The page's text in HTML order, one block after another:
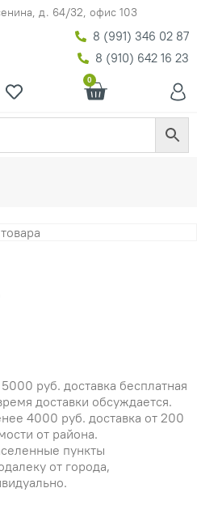
д. 64/32, офис 103
8 (991) 346 02 87
8 (910) 642 16 23
0
руб. доставка бесплатная
доставки обсуждается.
4000 руб. доставка от 200
от района.
пункты
от города,